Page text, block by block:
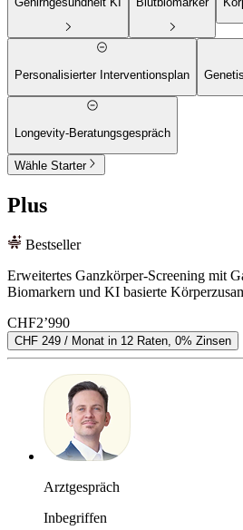
Personalisierter Interventionsplan
Longevity-Beratungsgespräch
Wähle Starter
Plus
Bestseller
Erweitertes Ganzkörper-Screening mit
Biomarkern und KI basierte
CHF2’990
CHF 249 / Monat in 12 Raten, 0% Zinsen
Arztgespräch
Inbegriffen